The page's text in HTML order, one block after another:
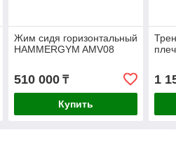
Жим сидя горизонтальный
HAMMERGYM AMV08
510 000₸
Купить
1